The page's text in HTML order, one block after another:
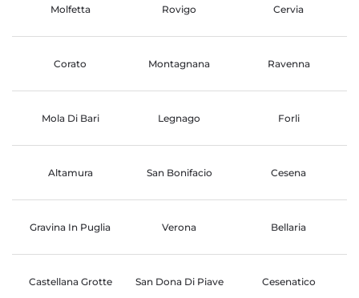
Molfetta Rovigo Cervia
Corato Montagnana Ravenna
Mola Di Bari Legnago Forli
Altamura San Bonifacio Cesena
Gravina In Puglia Verona Bellaria
Castellana Grotte San Dona Di Piave Cesenatico